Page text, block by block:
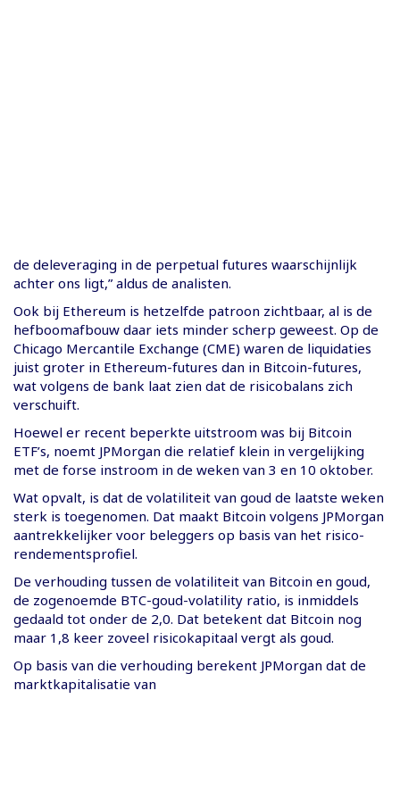
de deleveraging in de perpetual futures waarschijnlijk
achter ons ligt,” aldus de analisten.
Ook bij Ethereum is hetzelfde patroon zichtbaar, al is de
hefboomafbouw daar iets minder scherp geweest. Op de
Chicago Mercantile Exchange (CME) waren de liquidaties
juist groter in Ethereum-futures dan in Bitcoin-futures,
wat volgens de bank laat zien dat de risicobalans zich
verschuift.
Hoewel er recent beperkte uitstroom was bij Bitcoin
ETF’s, noemt JPMorgan die relatief klein in vergelijking
met de forse instroom in de weken van 3 en 10 oktober.
Wat opvalt, is dat de volatiliteit van goud de laatste weken
sterk is toegenomen. Dat maakt Bitcoin volgens JPMorgan
aantrekkelijker voor beleggers op basis van het risico-
rendementsprofiel.
De verhouding tussen de volatiliteit van Bitcoin en goud,
de zogenoemde BTC-goud-volatility ratio, is inmiddels
gedaald tot onder de 2,0. Dat betekent dat Bitcoin nog
maar 1,8 keer zoveel risicokapitaal vergt als goud.
Op basis van die verhouding berekent JPMorgan dat de
marktkapitalisatie van